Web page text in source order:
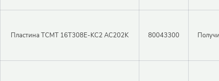
Пластина TCMT 16T308E-KC2 AC202K 80043300